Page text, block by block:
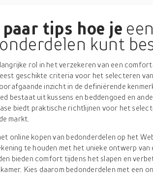
paar tips hoe je een
kunt
rol in het verzekeren van een
geschikte criteria voor het selecteren
inzicht in de definiërende
bestaat uit kussens en beddengoed en
biedt praktische richtlijnen voor het
markt.
online kopen van bedonderdelen op het
te houden met het unieke ontwerp van
bieden comfort tijdens het slapen en
Kies daarom bedonderdelen met een